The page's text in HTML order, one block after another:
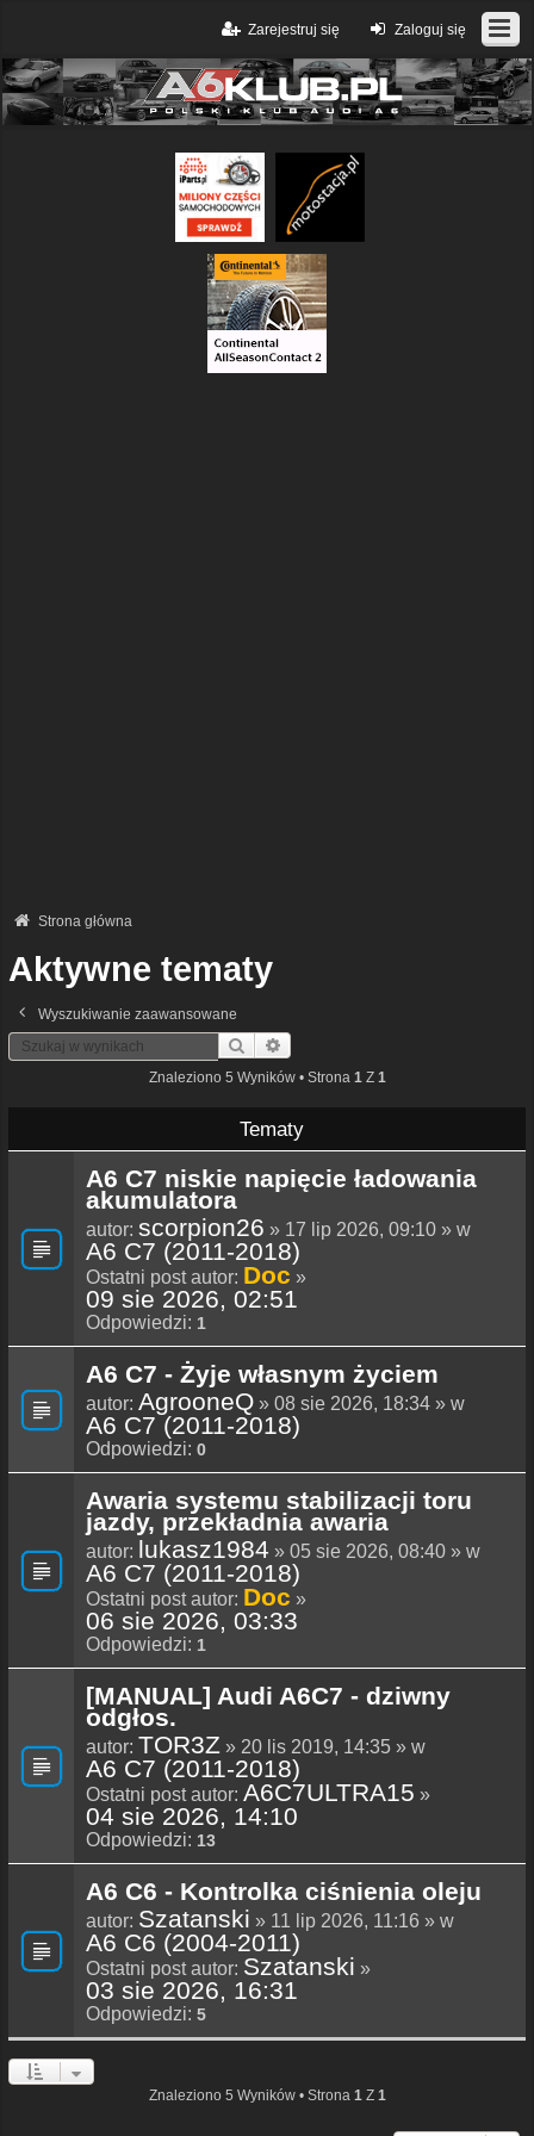
Zaloguj się
Zarejestruj się
Strona główna
Aktywne tematy
Wyszukiwanie zaawansowane
Szukaj
Znaleziono 5 Wyników • Strona 1 Z 1
Tematy
A6 C7 niskie napięcie ładowania
akumulatora
autor: scorpion26 » 17 lip 2026, 09:10 » w
A6 C7 (2011-2018)
Ostatni post autor: Doc »
09 sie 2026, 02:51
Odpowiedzi: 1
A6 C7 - Żyje własnym życiem
autor: AgrooneQ » 08 sie 2026, 18:34 » w
A6 C7 (2011-2018)
Odpowiedzi: 0
Awaria systemu stabilizacji toru
jazdy, przekładnia awaria
autor: lukasz1984 » 05 sie 2026, 08:40 » w
A6 C7 (2011-2018)
Ostatni post autor: Doc »
06 sie 2026, 03:33
Odpowiedzi: 1
[MANUAL] Audi A6C7 - dziwny
odgłos.
autor: TOR3Z » 20 lis 2019, 14:35 » w
A6 C7 (2011-2018)
Ostatni post autor: A6C7ULTRA15 »
04 sie 2026, 14:10
Odpowiedzi: 13
A6 C6 - Kontrolka ciśnienia oleju
autor: Szatanski » 11 lip 2026, 11:16 » w
A6 C6 (2004-2011)
Ostatni post autor: Szatanski »
03 sie 2026, 16:31
Odpowiedzi: 5
Znaleziono 5 Wyników • Strona 1 Z 1